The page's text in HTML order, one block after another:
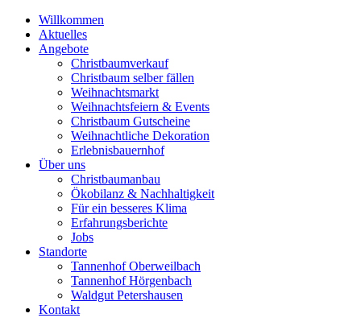
Willkommen
Aktuelles
Angebote
Christbaumverkauf
Christbaum selber fällen
Weihnachtsmarkt
Weihnachtsfeiern & Events
Christbaum Gutscheine
Weihnachtliche Dekoration
Erlebnisbauernhof
Über uns
Christbaumanbau
Ökobilanz & Nachhaltigkeit
Für ein besseres Klima
Erfahrungsberichte
Jobs
Standorte
Tannenhof Oberweilbach
Tannenhof Hörgenbach
Waldgut Petershausen
Kontakt